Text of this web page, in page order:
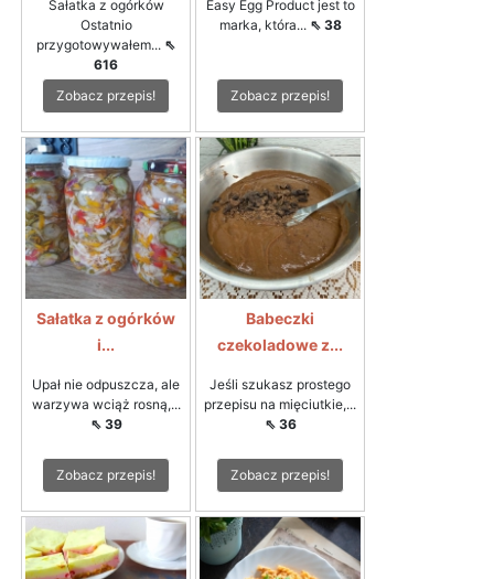
Sałatka z ogórków
Ostatnio
przygotowywałem... ⇖
616
Zobacz przepis!
Easy Egg Product jest to
marka, która... ⇖ 38
Zobacz przepis!
Sałatka z ogórków
i...
Upał nie odpuszcza, ale
warzywa wciąż rosną,...
⇖ 39
Zobacz przepis!
Babeczki
czekoladowe z...
Jeśli szukasz prostego
przepisu na mięciutkie,...
⇖ 36
Zobacz przepis!